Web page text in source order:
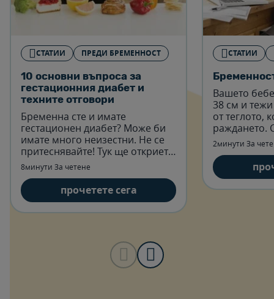
СТАТИИ ПРЕДИ БРЕМЕННОСТ
10 основни въпроса за
гестационния диабет и
техните отговори
Бременна сте и имате
гестационен диабет? Може би
имате много неизестни. Не се
притеснявайте! Тук ще откриете
отговори на всички въпроси,
свързани с гестационния
диабет.
8минути За четене
прочетете сега
СТАТИИ
Вашето
38 см и
от теглото,
раждането.
около 5½ см
Прочетете
седмица.
2минути За